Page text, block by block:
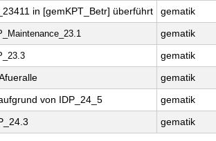
in [gemKPT_Betr] überführt
gematik
gematik
gematik
gematik
von IDP_24_5
gematik
gematik